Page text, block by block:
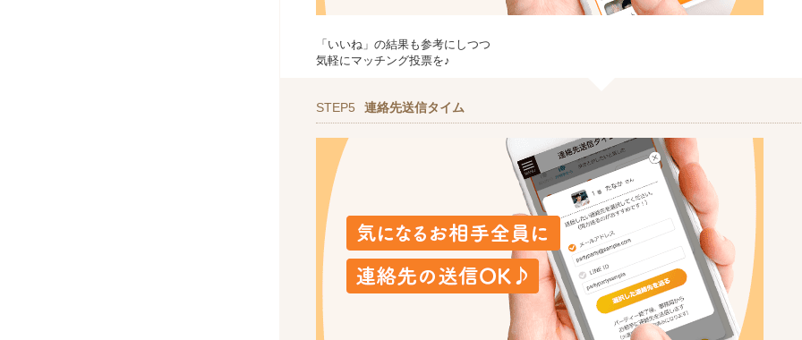
「いいね」の結果も参考にしつつ
気軽にマッチング投票を♪
STEP5 連絡先送信タイム